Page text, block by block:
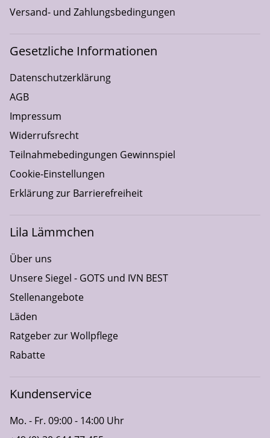
Versand- und Zahlungsbedingungen
Gesetzliche Informationen
Datenschutzerklärung
AGB
Impressum
Widerrufsrecht
Teilnahmebedingungen Gewinnspiel
Cookie-Einstellungen
Erklärung zur Barrierefreiheit
Lila Lämmchen
Über uns
Unsere Siegel - GOTS und IVN BEST
Stellenangebote
Läden
Ratgeber zur Wollpflege
Rabatte
Kundenservice
Mo. - Fr. 09:00 - 14:00 Uhr